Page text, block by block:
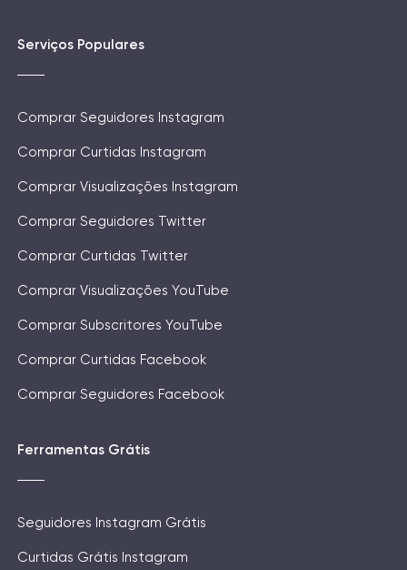
Serviços Populares
Comprar Seguidores Instagram
Comprar Curtidas Instagram
Comprar Visualizações Instagram
Comprar Seguidores Twitter
Comprar Curtidas Twitter
Comprar Visualizações YouTube
Comprar Subscritores YouTube
Comprar Curtidas Facebook
Comprar Seguidores Facebook
Ferramentas Grátis
Seguidores Instagram Grátis
Curtidas Grátis Instagram